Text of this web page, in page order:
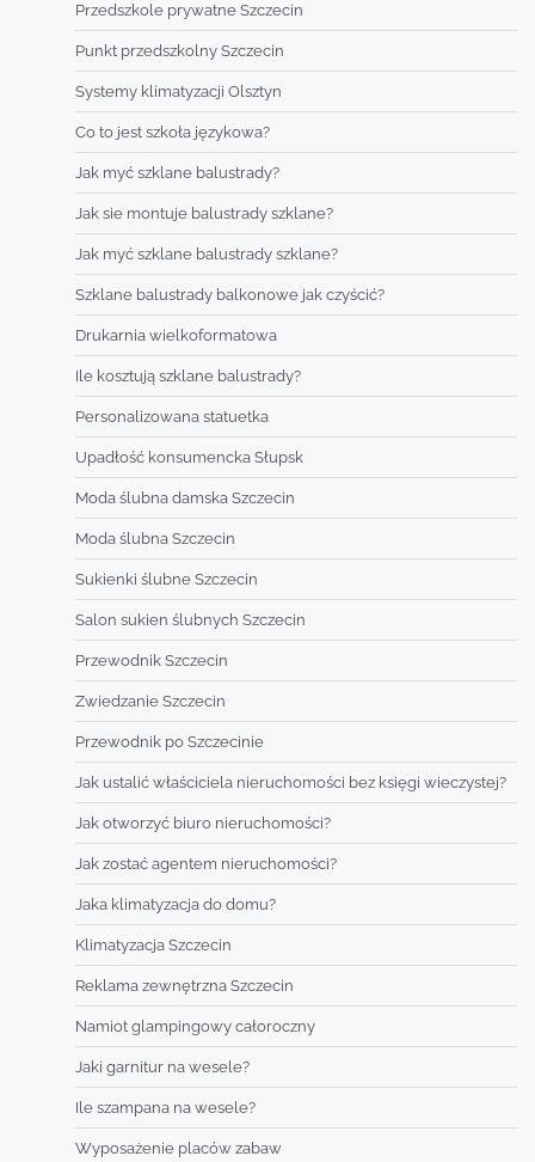
Przedszkole prywatne Szczecin
Punkt przedszkolny Szczecin
Systemy klimatyzacji Olsztyn
Co to jest szkoła językowa?
Jak myć szklane balustrady?
Jak sie montuje balustrady szklane?
Jak myć szklane balustrady szklane?
Szklane balustrady balkonowe jak czyścić?
Drukarnia wielkoformatowa
Ile kosztują szklane balustrady?
Personalizowana statuetka
Upadłość konsumencka Słupsk
Moda ślubna damska Szczecin
Moda ślubna Szczecin
Sukienki ślubne Szczecin
Salon sukien ślubnych Szczecin
Przewodnik Szczecin
Zwiedzanie Szczecin
Przewodnik po Szczecinie
Jak ustalić właściciela nieruchomości bez księgi wieczystej?
Jak otworzyć biuro nieruchomości?
Jak zostać agentem nieruchomości?
Jaka klimatyzacja do domu?
Klimatyzacja Szczecin
Reklama zewnętrzna Szczecin
Namiot glampingowy całoroczny
Jaki garnitur na wesele?
Ile szampana na wesele?
Wyposażenie placów zabaw